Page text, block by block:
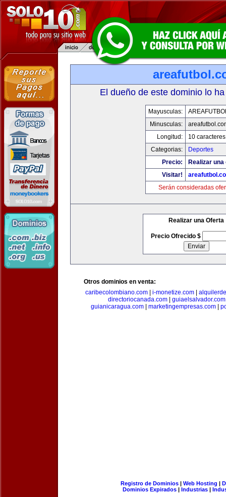
El dueño de este dominio lo
Mayusculas:
Minusculas:
Longitud:
10 caracteres
Categorias:
Deportes
Precio:
Realizar
Visitar!
Serán consideradas
Realizar una Oferta
Precio Ofrecido $
Otros dominios en venta:
caribecolombiano.com
i-monetize.com
directoriocanada.com
guiaelsalvador.com
guianicaragua.com
marketingempresas.com
Registro de Dominios| Web Hosting |
Dominios Expirados | Industrias |